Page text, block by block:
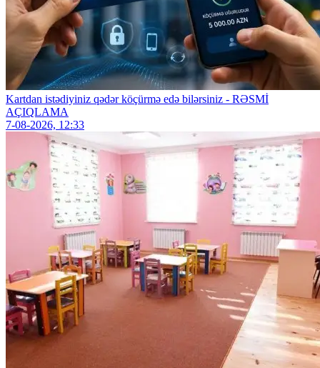
Kartdan istədiyiniz qədər köçürmə edə bilərsiniz - RƏSMİ
AÇIQLAMA
7-08-2026, 12:33